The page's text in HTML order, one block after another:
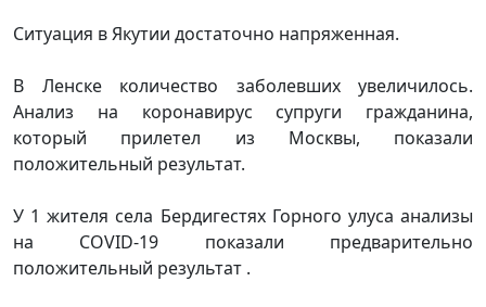
Ситуация в Якутии достаточно напряженная.
В Ленске количество заболевших увеличилось.
Анализ на коронавирус супруги гражданина,
который прилетел из Москвы, показали
положительный результат.
У 1 жителя села Бердигестях Горного улуса анализы
на COVID-19 показали предварительно
положительный результат .